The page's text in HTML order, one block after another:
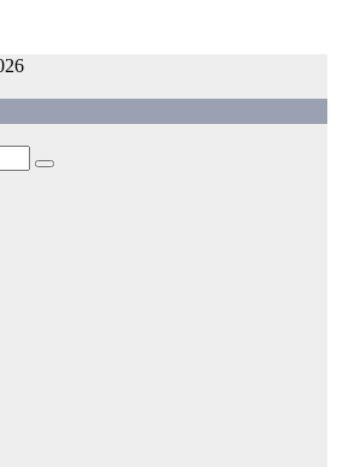
能源汽车，HMI，人车交互，智能车